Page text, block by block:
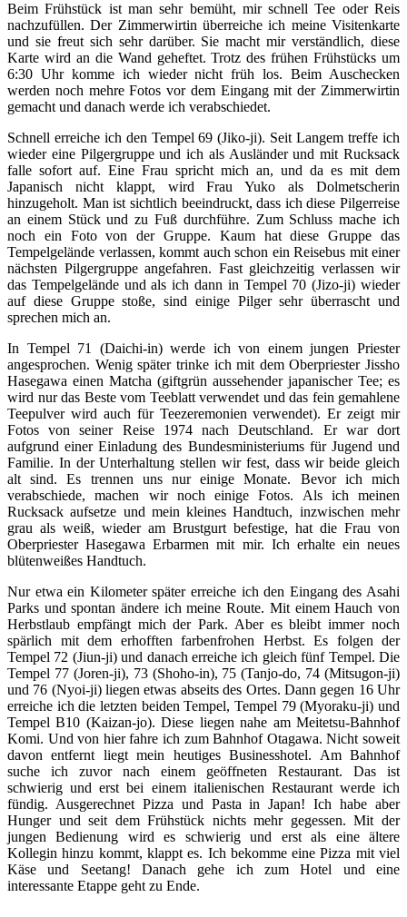
Beim Frühstück ist man sehr bemüht, mir schnell Tee oder Reis
nachzufüllen. Der Zimmerwirtin überreiche ich meine Visitenkarte
und sie freut sich sehr darüber. Sie macht mir verständlich, diese
Karte wird an die Wand geheftet. Trotz des frühen Frühstücks um
6:30 Uhr komme ich wieder nicht früh los. Beim Auschecken
werden noch mehre Fotos vor dem Eingang mit der Zimmerwirtin
gemacht und danach werde ich verabschiedet.
Schnell erreiche ich den Tempel 69 (Jiko-ji). Seit Langem treffe ich
wieder eine Pilgergruppe und ich als Ausländer und mit Rucksack
falle sofort auf. Eine Frau spricht mich an, und da es mit dem
Japanisch nicht klappt, wird Frau Yuko als Dolmetscherin
hinzugeholt. Man ist sichtlich beeindruckt, dass ich diese Pilgerreise
an einem Stück und zu Fuß durchführe. Zum Schluss mache ich
noch ein Foto von der Gruppe. Kaum hat diese Gruppe das
Tempelgelände verlassen, kommt auch schon ein Reisebus mit einer
nächsten Pilgergruppe angefahren. Fast gleichzeitig verlassen wir
das Tempelgelände und als ich dann in Tempel 70 (Jizo-ji) wieder
auf diese Gruppe stoße, sind einige Pilger sehr überrascht und
sprechen mich an.
In Tempel 71 (Daichi-in) werde ich von einem jungen Priester
angesprochen. Wenig später trinke ich mit dem Oberpriester Jissho
Hasegawa einen Matcha (giftgrün aussehender japanischer Tee; es
wird nur das Beste vom Teeblatt verwendet und das fein gemahlene
Teepulver wird auch für Teezeremonien verwendet). Er zeigt mir
Fotos von seiner Reise 1974 nach Deutschland. Er war dort
aufgrund einer Einladung des Bundesministeriums für Jugend und
Familie. In der Unterhaltung stellen wir fest, dass wir beide gleich
alt sind. Es trennen uns nur einige Monate. Bevor ich mich
verabschiede, machen wir noch einige Fotos. Als ich meinen
Rucksack aufsetze und mein kleines Handtuch, inzwischen mehr
grau als weiß, wieder am Brustgurt befestige, hat die Frau von
Oberpriester Hasegawa Erbarmen mit mir. Ich erhalte ein neues
blütenweißes Handtuch.
Nur etwa ein Kilometer später erreiche ich den Eingang des Asahi
Parks und spontan ändere ich meine Route. Mit einem Hauch von
Herbstlaub empfängt mich der Park. Aber es bleibt immer noch
spärlich mit dem erhofften farbenfrohen Herbst. Es folgen der
Tempel 72 (Jiun-ji) und danach erreiche ich gleich fünf Tempel. Die
Tempel 77 (Joren-ji), 73 (Shoho-in), 75 (Tanjo-do, 74 (Mitsugon-ji)
und 76 (Nyoi-ji) liegen etwas abseits des Ortes. Dann gegen 16 Uhr
erreiche ich die letzten beiden Tempel, Tempel 79 (Myoraku-ji) und
Tempel B10 (Kaizan-jo). Diese liegen nahe am Meitetsu-Bahnhof
Komi. Und von hier fahre ich zum Bahnhof Otagawa. Nicht soweit
davon entfernt liegt mein heutiges Businesshotel. Am Bahnhof
suche ich zuvor nach einem geöffneten Restaurant. Das ist
schwierig und erst bei einem italienischen Restaurant werde ich
fündig. Ausgerechnet Pizza und Pasta in Japan! Ich habe aber
Hunger und seit dem Frühstück nichts mehr gegessen. Mit der
jungen Bedienung wird es schwierig und erst als eine ältere
Kollegin hinzu kommt, klappt es. Ich bekomme eine Pizza mit viel
Käse und Seetang! Danach gehe ich zum Hotel und eine
interessante Etappe geht zu Ende.